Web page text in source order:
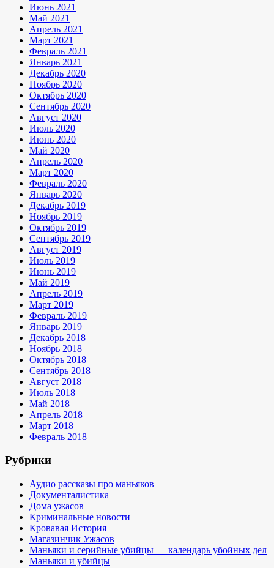
Июнь 2021
Май 2021
Апрель 2021
Март 2021
Февраль 2021
Январь 2021
Декабрь 2020
Ноябрь 2020
Октябрь 2020
Сентябрь 2020
Август 2020
Июль 2020
Июнь 2020
Май 2020
Апрель 2020
Март 2020
Февраль 2020
Январь 2020
Декабрь 2019
Ноябрь 2019
Октябрь 2019
Сентябрь 2019
Август 2019
Июль 2019
Июнь 2019
Май 2019
Апрель 2019
Март 2019
Февраль 2019
Январь 2019
Декабрь 2018
Ноябрь 2018
Октябрь 2018
Сентябрь 2018
Август 2018
Июль 2018
Май 2018
Апрель 2018
Март 2018
Февраль 2018
Рубрики
Аудио рассказы про маньяков
Документалистика
Дома ужасов
Криминальные новости
Кровавая История
Магазинчик Ужасов
Маньяки и серийные убийцы — календарь убойных дел
Маньяки и убийцы